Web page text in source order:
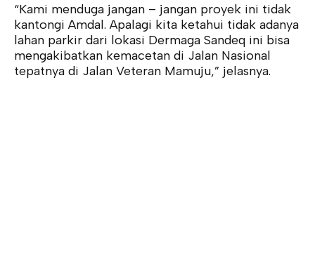
“Kami menduga jangan – jangan proyek ini tidak
kantongi Amdal. Apalagi kita ketahui tidak adanya
lahan parkir dari lokasi Dermaga Sandeq ini bisa
mengakibatkan kemacetan di Jalan Nasional
tepatnya di Jalan Veteran Mamuju,” jelasnya.